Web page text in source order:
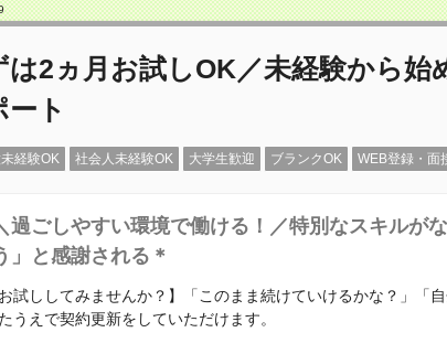
は2ヵ月お試しOK／未経験から始
ト
経験OK 社会人未経験OK 大学生歓迎 ブランクOK WEB登録・面
過ごしやすい環境で働ける！／特別なスキルが
」と感謝される＊
お試ししてみませんか？】「このまま続けていけるかな？」「
うえで契約更新をしていただけます。